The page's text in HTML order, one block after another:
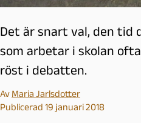
Det är snart val, den tid
som arbetar i skolan
röst i debatten.
Av Maria Jarlsdotter
Publicerad 19 januari 2018